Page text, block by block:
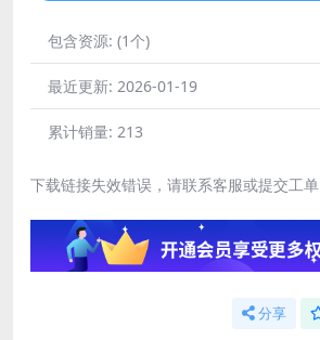
包含资源: (1个)
最近更新: 2026-01-19
累计销量: 213
下载链接失效错误，请联系客服或提交工单
分享